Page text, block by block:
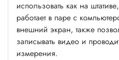
использовать как на
работает в паре с
внешний экран, также
записывать видео и
измерения.